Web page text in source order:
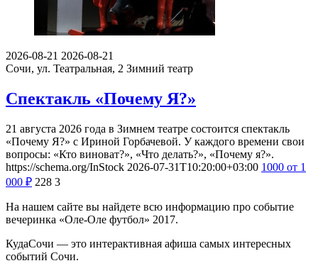
2026-08-21 2026-08-21
Сочи, ул. Театральная, 2 Зимний театр
Спектакль «Почему Я?»
21 августа 2026 года в Зимнем театре состоится спектакль
«Почему Я?» с Ириной Горбачевой. У каждого времени свои
вопросы: «Кто виноват?», «Что делать?», «Почему я?».
https://schema.org/InStock 2026-07-31T10:20:00+03:00 1000 от 1
000 ₽ 228 3
На нашем сайте вы найдете всю информацию про событие
вечеринка «Оле-Оле футбол» 2017.
КудаСочи — это интерактивная афиша самых интересных
событий Сочи.